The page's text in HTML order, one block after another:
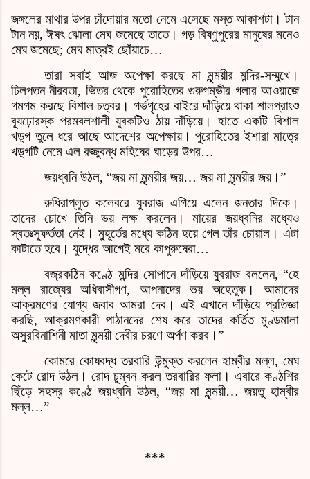
জঙ্গলের মাথার উপর চাঁদোয়ার মতো নেমে এসেছে মস্ত আকাশটা। টান
টান নয়,ঈষৎ ঝোলা মেঘ জমেছে তাতে। গড় বিষ্ণুপুরের মানুষের মনেও
মেঘ জমেছে; মেঘ মাত্রই ছোঁয়াচে…
তারা সবাই আজ অপেক্ষা করছে মা মৃন্ময়ীর মন্দির-সম্মুখে।
ঢিলপতন নীরবতা, ভিতর থেকে পুরোহিতের গুরুগম্ভীর গলার আওয়াজে
গমগম করছে বিশাল চত্বর। গর্ভগৃহের বাইরে দাঁড়িয়ে থাকা শালপ্রাংশু
ব্যূঢ়োরস্ক পরমবলশালী যুবকটিও ঠায় দাঁড়িয়ে। হাতে একটি বিশাল
খড়্গ তুলে ধরে আছে আদেশের অপেক্ষায়। পুরোহিতের ইশারা মাত্রে
খড়্গটি নেমে এল রজ্জুবন্ধ মহিষের ঘাড়ের উপর…
জয়ধ্বনি উঠল, “জয় মা মৃন্ময়ীর জয়… জয় মা মৃন্ময়ীর জয়।”
রুধিরাপ্লুত কলেবরে যুবরাজ এগিয়ে এলেন জনতার দিকে।
তাদের চোখে তিনি ভয় লক্ষ করলেন। মায়ের জয়ধ্বনির মধ্যেও
স্বতঃস্ফূর্ততা নেই। মু্হূর্তের মধ্যে কঠিন হয়ে গেল তাঁর চোয়াল। এটা
কাটাতে হবে। যুদ্ধের আগেই মরে কাপুরুষেরা…
বজ্রকঠিন কণ্ঠে মন্দির সোপানে দাঁড়িয়ে যুবরাজ বললেন, “হে
মল্ল রাজ্যের অধিবাসীগণ, আপনাদের ভয় অহেতুক। আমাদের
আক্রমণের যোগ্য জবাব আমরা দেব। এই এখানে দাঁড়িয়ে প্রতিজ্ঞা
করছি, আক্রমণকারী পাঠানদের শেষ করে তাদের কর্তিত মুণ্ডমালা
অসুরবিনাশিনী মাতা মৃন্ময়ী দেবীর চরণে অর্পণ করব।”
কোমরে কোষবদ্ধ তরবারি উন্মুক্ত করলেন হাম্বীর মল্ল, মেঘ
কেটে রোদ উঠল। রোদ চুম্বন করল তরবারির ফলা। এবারে কণ্ঠশির
ছিঁড়ে সহস্র কণ্ঠে জয়ধ্বনি উঠল, “জয় মা মৃন্ময়ী… জয়তু হাম্বীর
মল্ল…”
***